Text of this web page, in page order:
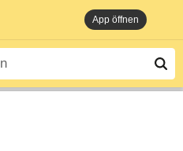
App öffnen